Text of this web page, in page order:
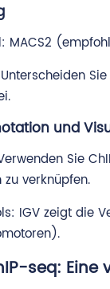
und
Sie
verknüpfen.
IGV zeigt die
seq: